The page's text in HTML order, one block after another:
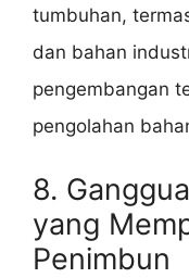
tumbuhan,
dan bahan
pengembangan
pengolahan
8.
yang
Penimbun